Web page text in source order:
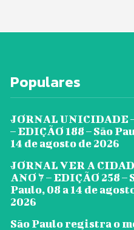
Populares
JORNAL UNICIDADE
– EDIÇÃO 188 – São
14 de agosto de 2026
JORNAL VER A
ANO 7 – EDIÇÃO 258 –
Paulo, 08 a 14 de
2026
São Paulo registra o